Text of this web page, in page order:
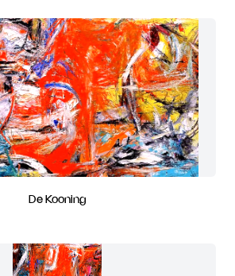
De Kooning